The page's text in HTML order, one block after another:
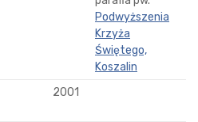
Podwyższenia
Krzyża
Świętego,
Koszalin
2001